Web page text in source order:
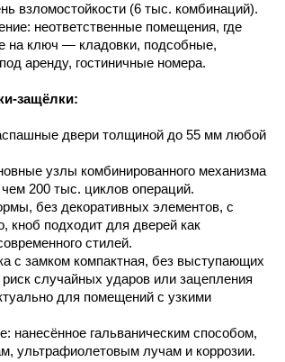
взломостойкости (6 тыс. комбинаций).
неответственные помещения, где
на ключ — кладовки, подсобные,
аренду, гостиничные номера.
защёлки:
двери толщиной до 55 мм любой
узлы комбинированного механизма
200 тыс. циклов операций.
без декоративных элементов, с
кноб подходит для дверей как
стилей.
с замком компактная, без выступающих
случайных ударов или зацепления
для помещений с узкими
нанесённое гальваническим способом,
ультрафиолетовым лучам и коррозии.